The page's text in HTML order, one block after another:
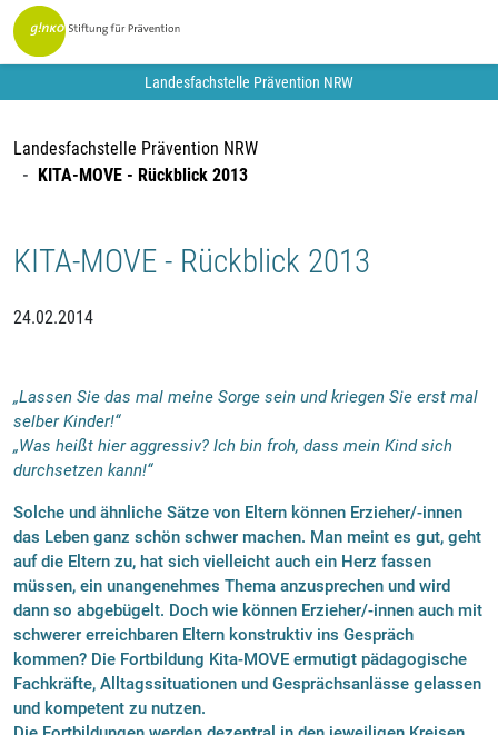
Landesfachstelle Prävention NRW
Landesfachstelle Prävention NRW
KITA-MOVE - Rückblick 2013
KITA-MOVE - Rückblick 2013
24.02.2014
„Lassen Sie das mal meine Sorge sein und kriegen Sie erst mal
selber Kinder!“
„Was heißt hier aggressiv? Ich bin froh, dass mein Kind sich
durchsetzen kann!“
Solche und ähnliche Sätze von Eltern können Erzieher/-innen
das Leben ganz schön schwer machen. Man meint es gut, geht
auf die Eltern zu, hat sich vielleicht auch ein Herz fassen
müssen, ein unangenehmes Thema anzusprechen und wird
dann so abgebügelt. Doch wie können Erzieher/-innen auch mit
schwerer erreichbaren Eltern konstruktiv ins Gespräch
kommen? Die Fortbildung Kita-MOVE ermutigt pädagogische
Fachkräfte, Alltagssituationen und Gesprächsanlässe gelassen
und kompetent zu nutzen.